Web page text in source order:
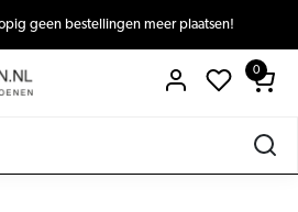
geen bestellingen meer plaatsen!
0